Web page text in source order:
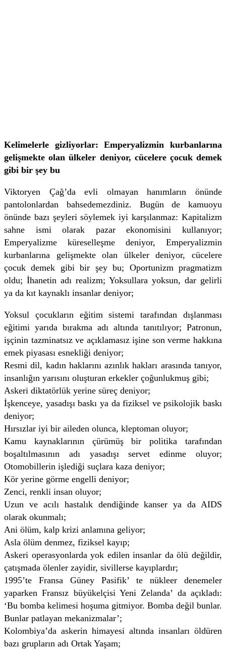
Kelimelerle gizliyorlar: Emperyalizmin kurbanlarına
gelişmekte olan ülkeler deniyor, cücelere çocuk demek
gibi bir şey bu
Viktoryen Çağ’da evli olmayan hanımların önünde
pantolonlardan bahsedemezdiniz. Bugün de kamuoyu
önünde bazı şeyleri söylemek iyi karşılanmaz: Kapitalizm
sahne ismi olarak pazar ekonomisini kullanıyor;
Emperyalizme küreselleşme deniyor, Emperyalizmin
kurbanlarına gelişmekte olan ülkeler deniyor, cücelere
çocuk demek gibi bir şey bu; Oportunizm pragmatizm
oldu; İhanetin adı realizm; Yoksullara yoksun, dar gelirli
ya da kıt kaynaklı insanlar deniyor;
Yoksul çocukların eğitim sistemi tarafından dışlanması
eğitimi yarıda bırakma adı altında tanıtılıyor; Patronun,
işçinin tazminatsız ve açıklamasız işine son verme hakkına
emek piyasası esnekliği deniyor;
Resmi dil, kadın haklarını azınlık hakları arasında tanıyor,
insanlığın yarısını oluşturan erkekler çoğunlukmuş gibi;
Askeri diktatörlük yerine süreç deniyor;
İşkenceye, yasadışı baskı ya da fiziksel ve psikolojik baskı
deniyor;
Hırsızlar iyi bir aileden olunca, kleptoman oluyor;
Kamu kaynaklarının çürümüş bir politika tarafından
boşaltılmasının adı yasadışı servet edinme oluyor;
Otomobillerin işlediği suçlara kaza deniyor;
Kör yerine görme engelli deniyor;
Zenci, renkli insan oluyor;
Uzun ve acılı hastalık dendiğinde kanser ya da AIDS
olarak okunmalı;
Ani ölüm, kalp krizi anlamına geliyor;
Asla ölüm denmez, fiziksel kayıp;
Askeri operasyonlarda yok edilen insanlar da ölü değildir,
çatışmada ölenler zayidir, sivillerse kayıplardır;
1995’te Fransa Güney Pasifik’ te nükleer denemeler
yaparken Fransız büyükelçisi Yeni Zelanda’ da açıkladı:
‘Bu bomba kelimesi hoşuma gitmiyor. Bomba değil bunlar.
Bunlar patlayan mekanizmalar’;
Kolombiya’da askerin himayesi altında insanları öldüren
bazı grupların adı Ortak Yaşam;